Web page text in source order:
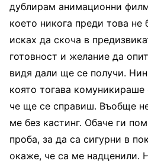
дублирам анимационни
което никога преди това не
исках да скоча в
готовност и желание да
видя дали ще се получи.
която тогава
че ще се справиш. Въобще
ме без кастинг. Обаче ги
проба, за да са сигурни в
окаже, че са ме надценили.